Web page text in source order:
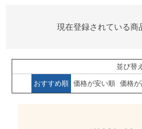
現在登録されている商
並び替え
おすすめ順 価格が安い順 価格